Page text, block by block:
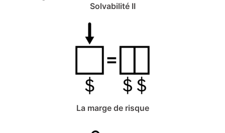
Solvabilité II
La marge de risque